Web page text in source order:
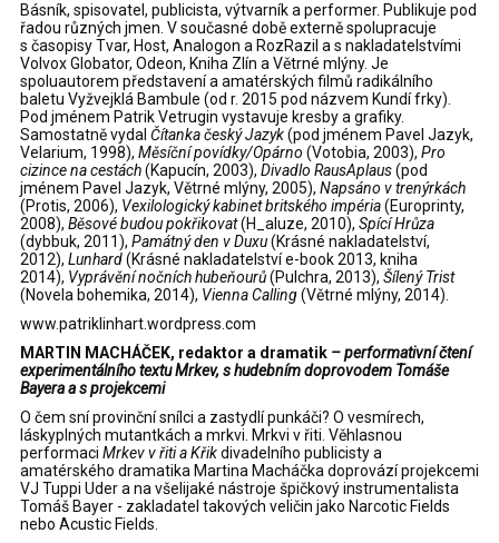
Básník, spisovatel, publicista, výtvarník a performer. Publikuje pod
řadou různých jmen. V současné době externě spolupracuje
s časopisy Tvar, Host, Analogon a RozRazil a s nakladatelstvími
Volvox Globator, Odeon, Kniha Zlín a Větrné mlýny. Je
spoluautorem představení a amatérských filmů radikálního
baletu Vyžvejklá Bambule (od r. 2015 pod názvem Kundí frky).
Pod jménem Patrik Vetrugin vystavuje kresby a grafiky.
Samostatně vydal Čítanka český Jazyk(pod jménem Pavel Jazyk,
Velarium, 1998), Měsíční povídky/Opárno (Votobia, 2003), Pro
cizince na cestách(Kapucín, 2003), Divadlo RausAplaus(pod
jménem Pavel Jazyk, Větrné mlýny, 2005), Napsáno v trenýrkách
(Protis, 2006), Vexilologický kabinet britského impéria(Europrinty,
2008), Běsové budou pokřikovat(H_aluze, 2010), Spící Hrůza
(dybbuk, 2011), Památný den v Duxu(Krásné nakladatelství,
2012), Lunhard(Krásné nakladatelství e-book 2013, kniha
2014), Vyprávění nočních hubeňourů(Pulchra, 2013), Šílený Trist
(Novela bohemika, 2014), Vienna Calling(Větrné mlýny, 2014).
www.patriklinhart.wordpress.com
MARTIN MACHÁČEK, redaktor a dramatik – performativní čtení
experimentálního textu Mrkev, s hudebním doprovodem Tomáše
Bayera a s projekcemi
O čem sní provinční snílci a zastydlí punkáči? O vesmírech,
láskyplných mutantkách a mrkvi. Mrkvi v řiti. Věhlasnou
performaci Mrkev v řiti a Křikdivadelního publicisty a
amatérského dramatika Martina Macháčka doprovází projekcemi
VJ Tuppi Uder a na všelijaké nástroje špičkový instrumentalista
Tomáš Bayer - zakladatel takových veličin jako Narcotic Fields
nebo Acustic Fields.